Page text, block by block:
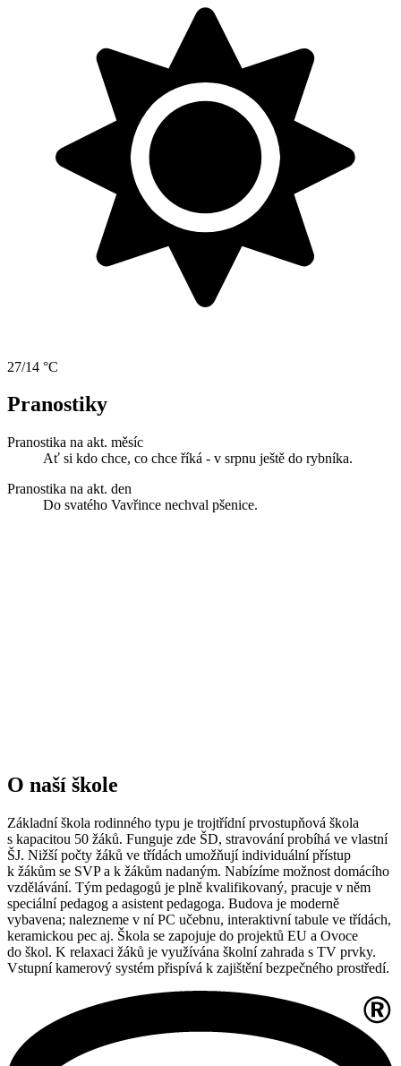
27/14 °C
Pranostiky
Pranostika na akt. měsíc
Ať si kdo chce, co chce říká - v srpnu ještě do rybníka.
Pranostika na akt. den
Do svatého Vavřince nechval pšenice.
O naší škole
Základní škola rodinného typu je trojtřídní prvostupňová škola
s kapacitou 50 žáků. Funguje zde ŠD, stravování probíhá ve vlastní
ŠJ. Nižší počty žáků ve třídách umožňují individuální přístup
k žákům se SVP a k žákům nadaným. Nabízíme možnost domácího
vzdělávání. Tým pedagogů je plně kvalifikovaný, pracuje v něm
speciální pedagog a asistent pedagoga. Budova je moderně
vybavena; nalezneme v ní PC učebnu, interaktivní tabule ve třídách,
keramickou pec aj. Škola se zapojuje do projektů EU a Ovoce
do škol. K relaxaci žáků je využívána školní zahrada s TV prvky.
Vstupní kamerový systém přispívá k zajištění bezpečného prostředí.